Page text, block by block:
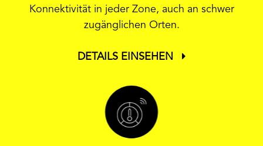
Konnektivität in jeder Zone, auch an schwer
zugänglichen Orten.
DETAILS EINSEHEN